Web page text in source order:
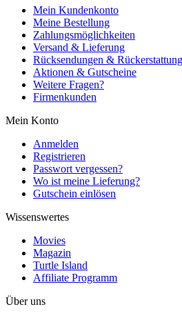
Mein Kundenkonto
Meine Bestellung
Zahlungsmöglichkeiten
Versand & Lieferung
Rücksendungen &
Aktionen & Gutscheine
Weitere Fragen?
Firmenkunden
Mein Konto
Anmelden
Registrieren
Passwort vergessen?
Wo ist meine Lieferung?
Gutschein einlösen
Wissenswertes
Movies
Magazin
Turtle Island
Affiliate Programm
Über uns